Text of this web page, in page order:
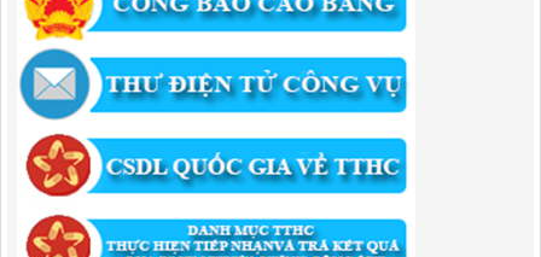
1174/QĐ-UBND
QUYẾT ĐỊNH Về việc công bố danh mục thủ tục HC được sửa đổi,bổ
sung và phê duyệt quy trình nội bộ giải quyết TTHC trong lĩnh vực
hoạt động xây dựng theo quy định phân quyền,phân cấp,phân định
thẩm quyền thuộc phạm vi giải quyết của Ban QLKKT
Lượt xem:437 | lượt tải:525
346/QĐ-UBND
QUYẾT ĐỊNH Về việc phê duyệt quy trình nội bộ giải quyết thủ tục
hành chính trong lĩnh vực khu công nghiệp, khu kinh tế thuộc thẩm
quyền giải quyết của Ban Quản lý Khu kinh tế tỉnh Cao Bằng